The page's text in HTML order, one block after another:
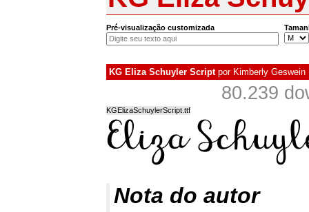
Pré-visualização customizada
KG Eliza Schuyler Scriptpor Kimberly Geswein
80.239
KGElizaSchuylerScript.ttf
Nota do autor